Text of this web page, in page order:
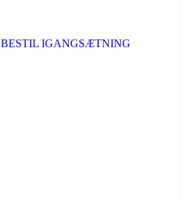
BESTIL IGANGSÆTNING